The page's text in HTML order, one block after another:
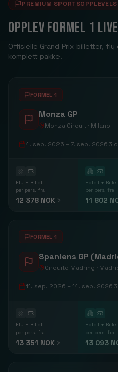
PREMIUM
Opplev Formel 1 live
Offisielle Grand Prix-billetter,
komplett pakke.
FORMEL 1
Monza GP
Monza Circuit · Milano
4. sep. 2026 – 7. sep. 20263
Fly + Billett
per pers. fra
12 378 NOK
Hotell +
per pers. fra
11 802
FORMEL 1
Spaniens GP
Circuito Madring ·
11. sep. 2026 – 14. sep. 20263
Fly + Billett
per pers. fra
13 351 NOK
Hotell +
per pers. fra
13 093